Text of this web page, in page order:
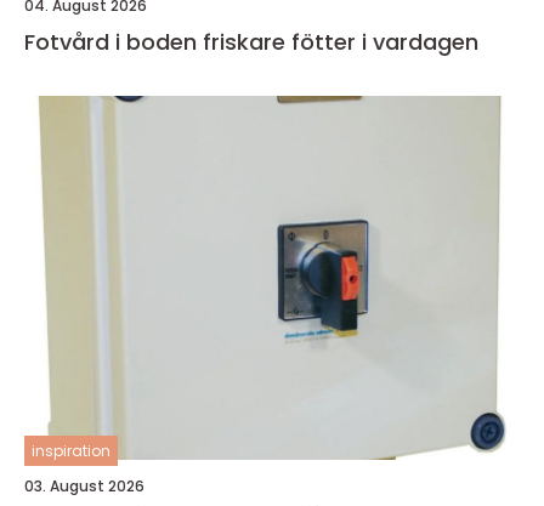
04. August 2026
Fotvård i boden friskare fötter i vardagen
inspiration
03. August 2026